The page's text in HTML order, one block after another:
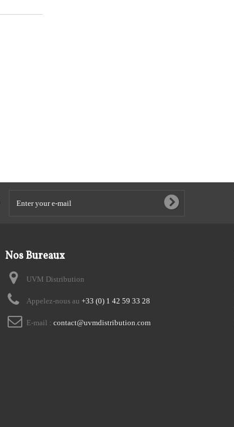
Nos Bureaux
UVM Distribution
Appelez-nous au +33 (0) 1 42 59 33 28
E-mail : contact@uvmdistribution.com